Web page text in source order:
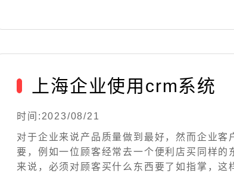
上海企业使用crm系统
时间:2023/08/21
对于企业来说产品质量做到最好，然而企业客
要，例如一位顾客经常去一个便利店买同样的
来说，必须对顾客买什么东西要了如指掌，这